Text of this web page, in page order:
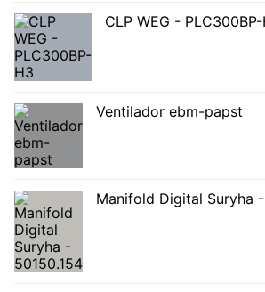
CLP WEG -
Ventilador ebm-papst
Manifold Digital Suryha